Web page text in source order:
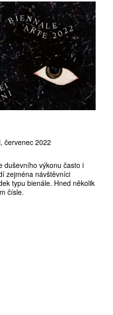
červenec 2022
duševního výkonu často i
zejména návštěvníci
typu bienále. Hned několik
čísle.